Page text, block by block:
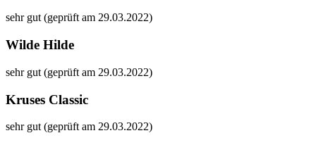
sehr gut (geprüft am 29.03.2022)
Wilde Hilde
sehr gut (geprüft am 29.03.2022)
Kruses Classic
sehr gut (geprüft am 29.03.2022)